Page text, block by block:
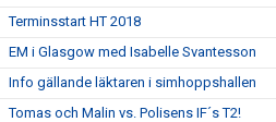
Terminsstart HT 2018
EM i Glasgow med Isabelle Svantesson
Info gällande läktaren i simhoppshallen
Tomas och Malin vs. Polisens IF´s T2!